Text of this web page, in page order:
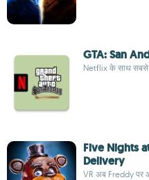
GTA: San
Netflix के साथ सबसे
Five Nights
Delivery
VR अब Freddy पर